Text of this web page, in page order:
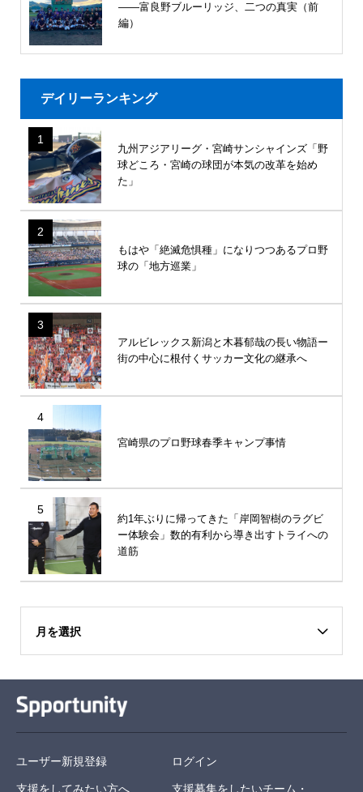
――富良野ブルーリッジ、二つの真実（前
編）
デイリーランキング
1
九州アジアリーグ・宮崎サンシャインズ「野
球どころ・宮崎の球団が本気の改革を始め
た」
2
もはや「絶滅危惧種」になりつつあるプロ野
球の「地方巡業」
3
アルビレックス新潟と木暮郁哉の長い物語ー
街の中心に根付くサッカー文化の継承へ
4
宮崎県のプロ野球春季キャンプ事情
5
約1年ぶりに帰ってきた「岸岡智樹のラグビ
ー体験会」数的有利から導き出すトライへの
道筋
月を選択
ユーザー新規登録 ログイン
支援をしてみたい方へ 支援募集をしたいチーム・